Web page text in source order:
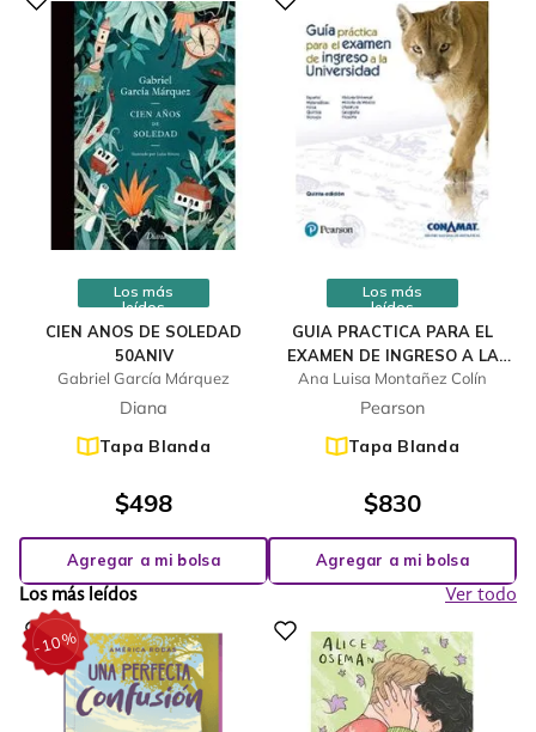
Los más
leídos
CIEN ANOS DE SOLEDAD
50ANIV
Gabriel García Márquez
Diana
Tapa Blanda
$498
Agregar a mi bolsa
Los más
leídos
GUIA PRACTICA PARA EL
EXAMEN DE INGRESO A LA
UNIVERSIDAD
Ana Luisa Montañez Colín
Pearson
Tapa Blanda
$830
Agregar a mi bolsa
Los más leídos
Ver todo
-10%